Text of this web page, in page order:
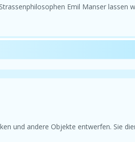
Emil Manser lassen
und andere Objekte entwerfen. Sie